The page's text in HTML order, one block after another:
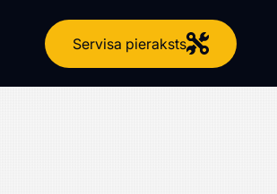
Servisa pieraksts